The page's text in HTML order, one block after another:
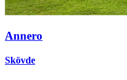
Annero
Skövde